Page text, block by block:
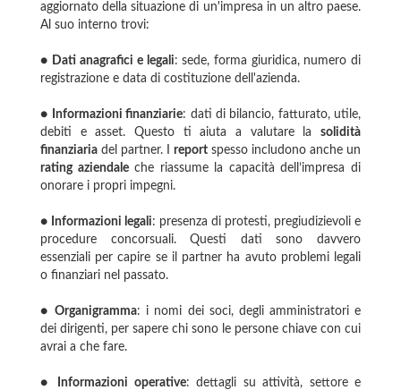
aggiornato della situazione di un'impresa in un altro paese.
Al suo interno trovi:
● Dati anagrafici e legali: sede, forma giuridica, numero di
registrazione e data di costituzione dell'azienda.
● Informazioni finanziarie: dati di bilancio, fatturato, utile,
debiti e asset. Questo ti aiuta a valutare la solidità
finanziaria del partner. I report spesso includono anche un
rating aziendaleche riassume la capacità dell’impresa di
onorare i propri impegni.
● Informazioni legali: presenza di protesti, pregiudizievoli e
procedure concorsuali. Questi dati sono davvero
essenziali per capire se il partner ha avuto problemi legali
o finanziari nel passato.
●Organigramma: i nomi dei soci, degli amministratori e
dei dirigenti, per sapere chi sono le persone chiave con cui
avrai a che fare.
● Informazioni operative: dettagli su attività, settore e